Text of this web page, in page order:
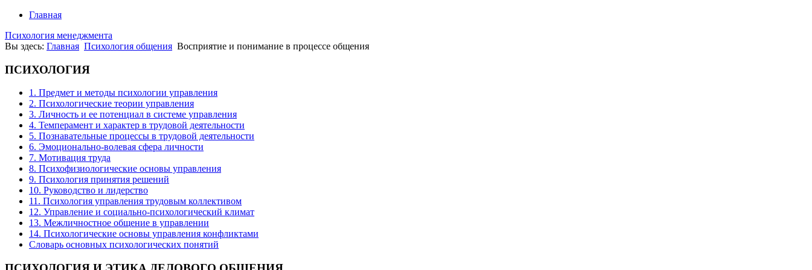
Главная
Психология менеджмента
Вы здесь: Главная Психология общения Восприятие и понимание в процессе общения
ПСИХОЛОГИЯ
1. Предмет и методы психологии управления
2. Психологические теории управления
3. Личность и ее потенциал в системе управления
4. Темперамент и характер в трудовой деятельности
5. Познавательные процессы в трудовой деятельности
6. Эмоционально-волевая сфера личности
7. Мотивация труда
8. Психофизиологические основы управления
9. Психология принятия решений
10. Руководство и лидерство
11. Психология управления трудовым коллективом
12. Управление и социально-психологический климат
13. Межличностное общение в управлении
14. Психологические основы управления конфликтами
Словарь основных психологических понятий